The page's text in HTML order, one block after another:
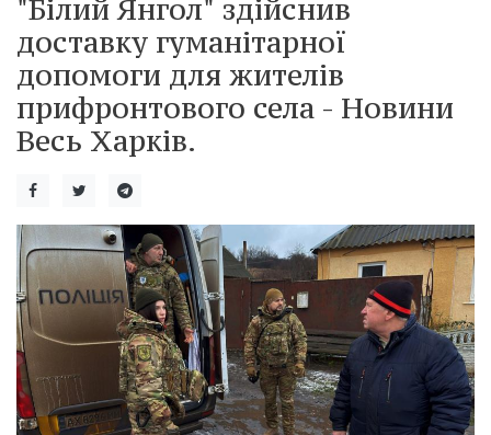
"Білий Янгол" здійснив
доставку гуманітарної
допомоги для жителів
прифронтового села - Новини
Весь Харків.